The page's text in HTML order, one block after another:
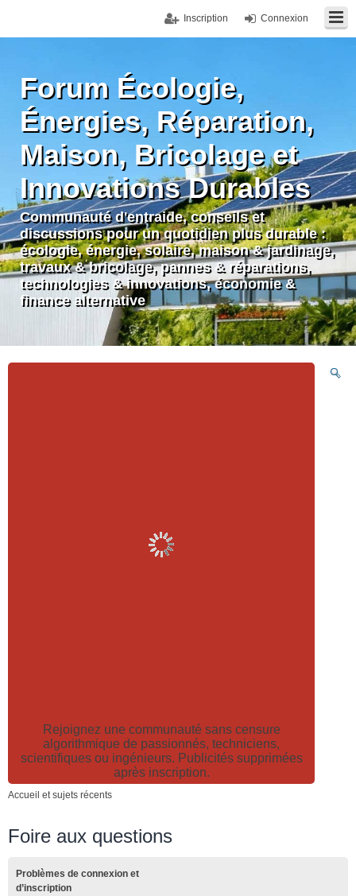
Connexion
Inscription
Forum Écologie,
Énergies, Réparation,
Maison, Bricolage et
Innovations Durables
Communauté d'entraide, conseils et
discussions pour un quotidien plus durable :
écologie, énergie, solaire, maison & jardinage,
travaux & bricolage, pannes & réparations,
technologies & innovations, économie &
finance alternative
Rejoignez une communauté sans censure
algorithmique de passionnés, techniciens,
scientifiques ou ingénieurs. Publicités supprimées
après inscription.
Accueil et sujets récents
Foire aux questions
Problèmes de connexion et
d’inscription